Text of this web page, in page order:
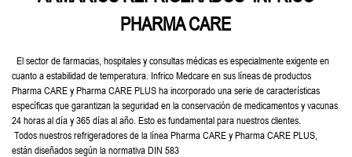
PHARMA CARE
El sector de farmacias, hospitales y consultas médicas es especialmente exigente en
cuanto a estabilidad de temperatura. Infrico Medcare en sus líneas de productos
Pharma CARE y Pharma CARE PLUS ha incorporado una serie de características
específicas que garantizan la seguridad en la conservación de medicamentos y vacunas
24 horas al día y 365 días al año. Esto es fundamental para nuestros clientes.
Todos nuestros refrigeradores de la línea Pharma CARE y Pharma CARE PLUS,
están diseñados según la normativa DIN 583